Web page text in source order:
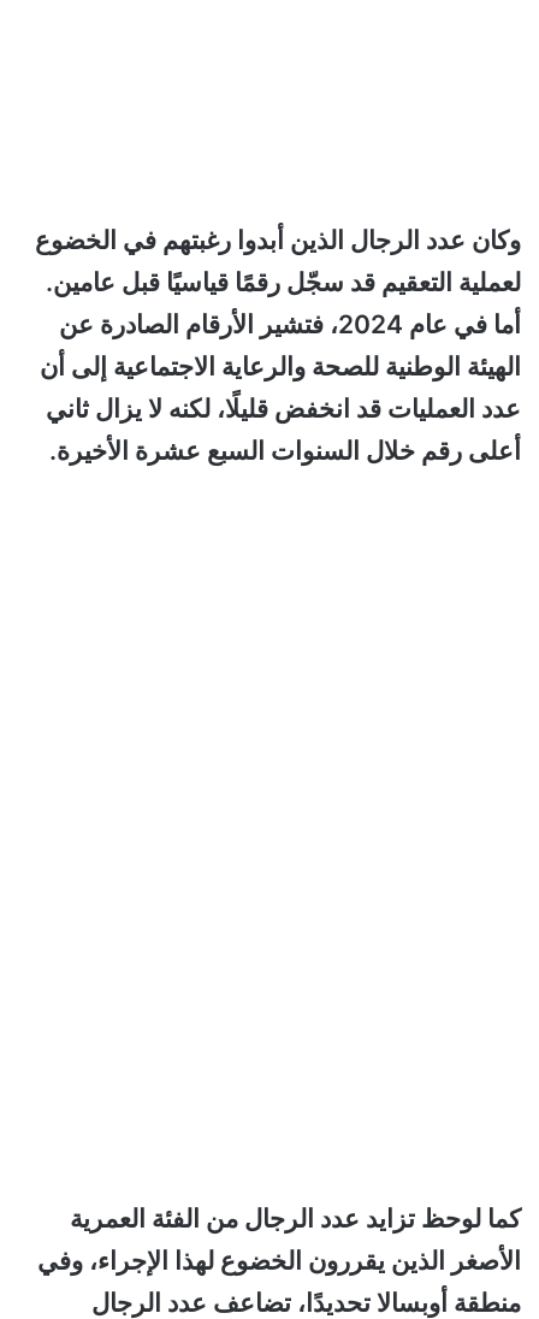
وكان عدد الرجال الذين أبدوا رغبتهم في الخضوع
لعملية التعقيم قد سجّل رقمًا قياسيًا قبل عامين.
أما في عام 2024، فتشير الأرقام الصادرة عن
الهيئة الوطنية للصحة والرعاية الاجتماعية إلى أن
عدد العمليات قد انخفض قليلًا، لكنه لا يزال ثاني
أعلى رقم خلال السنوات السبع عشرة الأخيرة.
كما لوحظ تزايد عدد الرجال من الفئة العمرية
الأصغر الذين يقررون الخضوع لهذا الإجراء، وفي
منطقة أوبسالا تحديدًا، تضاعف عدد الرجال